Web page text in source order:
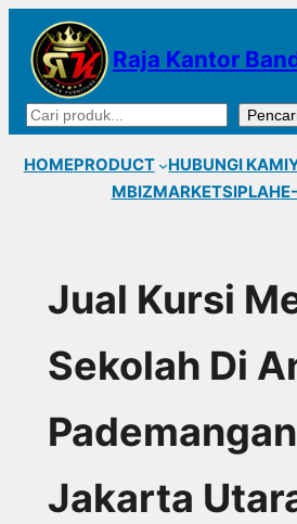
Lewati
konten
Raja Kantor
Cari
HOMEPRODUCT HUBUNGI KAMI
MBIZMARKETSIPLAH
Jual Kursi
Sekolah Di
Pademangan
Jakarta